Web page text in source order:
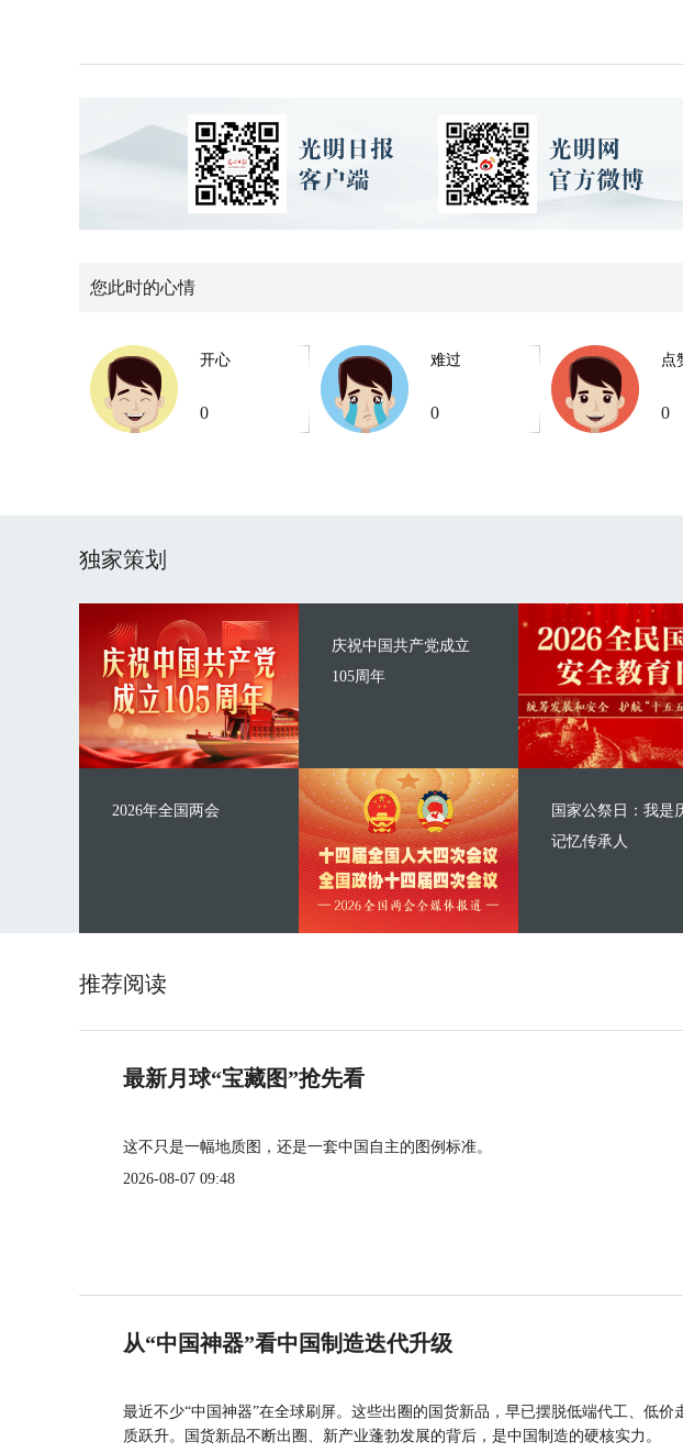
您此时的心情
开心
0
难过
0
点
0
独家策划
庆祝中国共产党成立
105周年
2026年全国两会
国家公祭日：我是
记忆传承人
推荐阅读
最新月球“宝藏图”抢先看
这不只是一幅地质图，还是一套中国自主的图例标准。
2026-08-07 09:48
从“中国神器”看中国制造迭代升级
最近不少“中国神器”在全球刷屏。这些出圈的国货新品，早已摆脱低端代工、低
质跃升。国货新品不断出圈、新产业蓬勃发展的背后，是中国制造的硬核实力。